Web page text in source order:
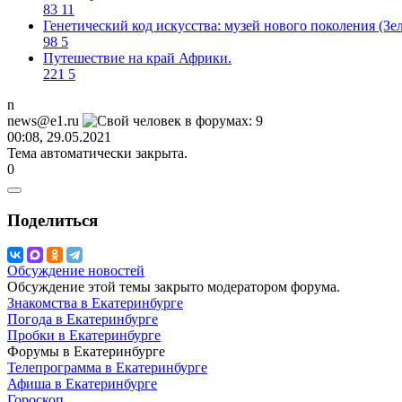
83 11
Генетический код искусства: музей нового поколения
98 5
Путешествие на край Африки.
221 5
n
news@e1.ru
00:08, 29.05.2021
Тема автоматически закрыта.
0
Поделиться
Обсуждение новостей
Обсуждение этой темы закрыто модератором форума.
Знакомства в Екатеринбурге
Погода в Екатеринбурге
Пробки в Екатеринбурге
Форумы в Екатеринбурге
Телепрограмма в Екатеринбурге
Афиша в Екатеринбурге